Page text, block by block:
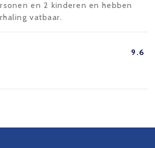
en 2 kinderen en hebben
vatbaar.
9.6